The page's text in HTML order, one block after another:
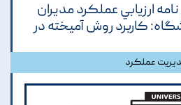
ارزيابي عملکرد مديران
کاربرد روش آميخته در
عملکرد